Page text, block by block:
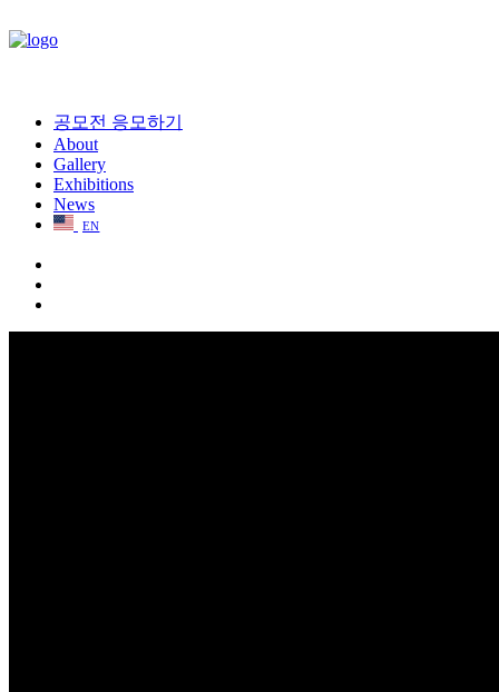
공모전 응모하기
About
Gallery
Exhibitions
News
EN